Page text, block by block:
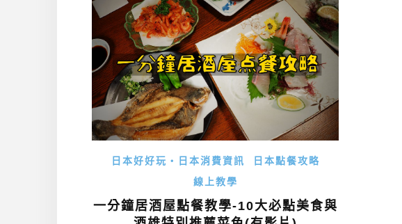
日本好好玩・日本消費資訊
日本點餐攻略
線上教學
一分鐘居酒屋點餐教學-10大必點美食與